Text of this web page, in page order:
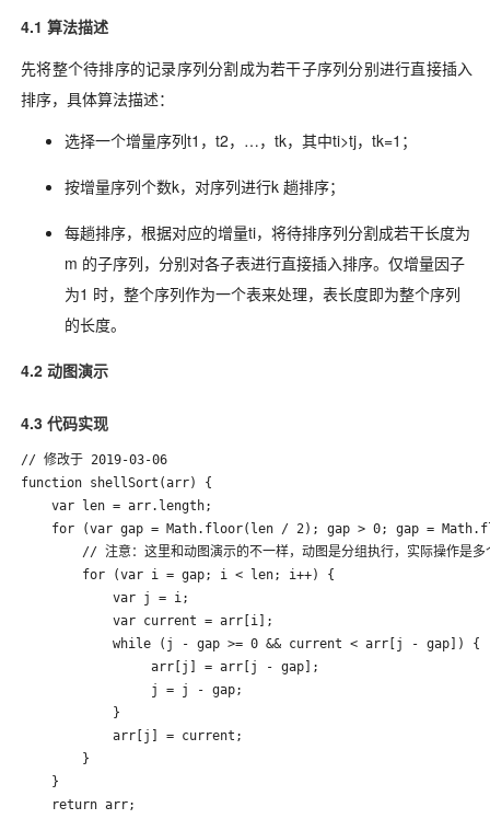
4.1 算法描述
先将整个待排序的记录序列分割成为若干子序列分别进行直接插入
排序，具体算法描述：
选择一个增量序列t1，t2，…，tk，其中ti>tj，tk=1；
按增量序列个数k，对序列进行k 趟排序；
每趟排序，根据对应的增量ti，将待排序列分割成若干长度为
m 的子序列，分别对各子表进行直接插入排序。仅增量因子
为1 时，整个序列作为一个表来处理，表长度即为整个序列
的长度。
4.2 动图演示
4.3 代码实现
// 修改于 2019-03-06
function shellSort(arr) {
    var len = arr.length;
for (var gap = Math.floor(len / 2); gap > 0; gap =
// 注意：这里和动图演示的不一样，动图是分组执行，实际操作是多
        for (var i = gap; i < len; i++) {
            var j = i;
            var current = arr[i];
            while (j - gap >= 0 && current < arr[j - gap]) {
                 arr[j] = arr[j - gap];
                 j = j - gap;
            }
            arr[j] = current;
        }
    }
    return arr;